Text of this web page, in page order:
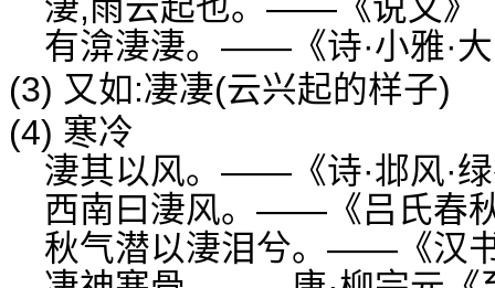
有渰淒淒。——《诗·小雅·
(3) 又如:凄凄(云兴起的样子)
(4) 寒冷
淒其以风。——《诗·邶风·
西南曰淒风。——《吕氏春
秋气潜以淒泪兮。——《汉